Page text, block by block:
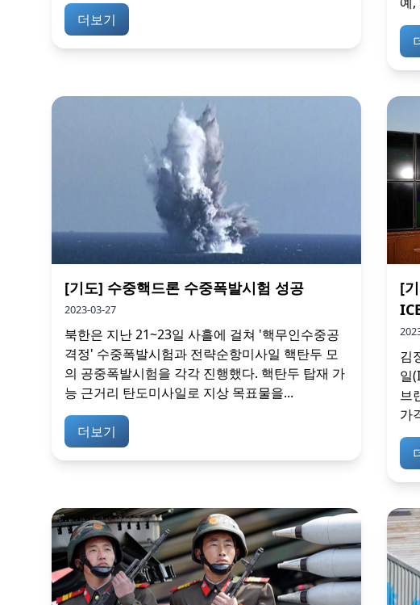
더보기
[기도] 수중핵드론 수중폭발시험 성공
2023-03-27
북한은 지난 21~23일 사흘에 걸쳐 '핵무인수중공
격정' 수중폭발시험과 전략순항미사일 핵탄두 모
의 공중폭발시험을 각각 진행했다. 핵탄두 탑재 가
능 근거리 탄도미사일로 지상 목표물을...
더보기
[
김
일
브
가